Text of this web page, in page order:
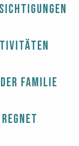
Familie
regnet